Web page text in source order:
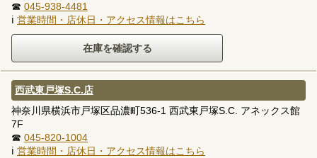
☎ 045-938-4481
ℹ 営業時間・店休日・アクセス情報はこちら
西武東戸塚S.C.店
神奈川県横浜市戸塚区品濃町536-1 西武東戸塚S.C. アネックス館
7F
☎ 045-820-1004
ℹ 営業時間・店休日・アクセス情報はこちら